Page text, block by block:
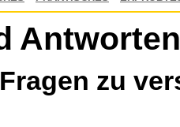
Antworten
zu